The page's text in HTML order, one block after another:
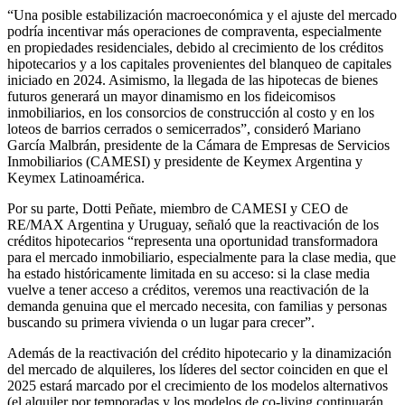
“Una posible estabilización macroeconómica y el ajuste del mercado
podría incentivar más operaciones de compraventa, especialmente
en propiedades residenciales, debido al crecimiento de los créditos
hipotecarios y a los capitales provenientes del blanqueo de capitales
iniciado en 2024. Asimismo, la llegada de las hipotecas de bienes
futuros generará un mayor dinamismo en los fideicomisos
inmobiliarios, en los consorcios de construcción al costo y en los
loteos de barrios cerrados o semicerrados”, consideró Mariano
García Malbrán, presidente de la Cámara de Empresas de Servicios
Inmobiliarios (CAMESI) y presidente de Keymex Argentina y
Keymex Latinoamérica.
Por su parte, Dotti Peñate, miembro de CAMESI y CEO de
RE/MAX Argentina y Uruguay, señaló que la reactivación de los
créditos hipotecarios “representa una oportunidad transformadora
para el mercado inmobiliario, especialmente para la clase media, que
ha estado históricamente limitada en su acceso: si la clase media
vuelve a tener acceso a créditos, veremos una reactivación de la
demanda genuina que el mercado necesita, con familias y personas
buscando su primera vivienda o un lugar para crecer”.
Además de la reactivación del crédito hipotecario y la dinamización
del mercado de alquileres, los líderes del sector coinciden en que el
2025 estará marcado por el crecimiento de los modelos alternativos
(el alquiler por temporadas y los modelos de co-living continuarán